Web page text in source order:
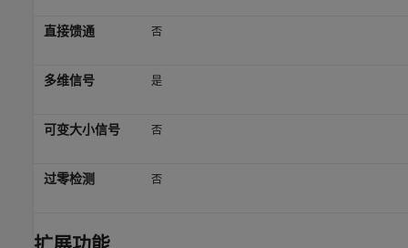
直接馈通 否
多维信号 是
可变大小信号 否
过零检测 否